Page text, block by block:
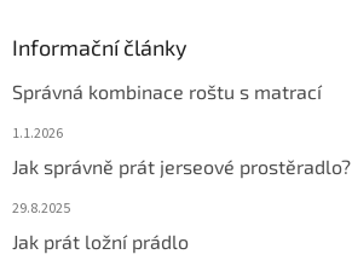
Informační články
Správná kombinace roštu s matrací
1.1.2026
Jak správně prát jerseové prostěradlo?
29.8.2025
Jak prát ložní prádlo